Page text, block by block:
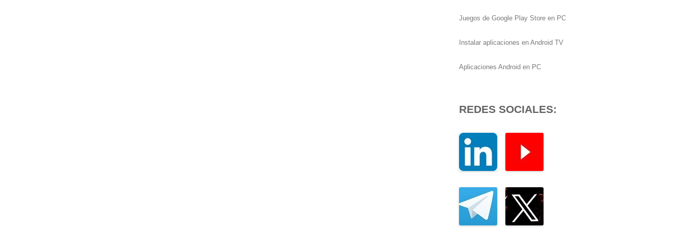
Juegos de Google Play Store en PC
Instalar aplicaciones en Android TV
Aplicaciones Android en PC
REDES SOCIALES: